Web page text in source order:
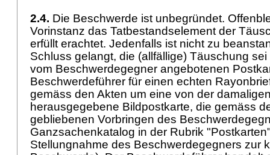
2.4. Die Beschwerde ist unbegründet.
Vorinstanz das Tatbestandselement der
erfüllt erachtet. Jedenfalls ist nicht zu
Schluss gelangt, die (allfällige) Täuschung
vom Beschwerdegegner angebotenen
Beschwerdeführer für einen echten
gemäss den Akten um eine von der
herausgegebene Bildpostkarte, die gemäss
gebliebenen Vorbringen des
Ganzsachenkatalog in der Rubrik
Stellungnahme des Beschwerdegegners zur